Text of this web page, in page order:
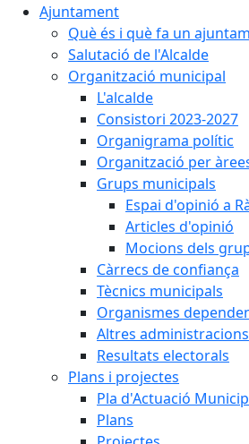
Ajuntament
Què és i què fa un
Salutació de l'Alcalde
Organització municipal
L'alcalde
Consistori 2023-2027
Organigrama polític
Organització per
Grups municipals
Espai d'opinió a
Articles d'opinió
Mocions dels
Càrrecs de confiança
Tècnics municipals
Organismes
Altres administracions
Resultats electorals
Plans i projectes
Pla d'Actuació
Plans